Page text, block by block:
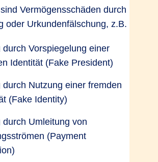
Vermögensschäden durch
oder Urkundenfälschung, z.B.
durch Vorspiegelung einer
Identität (Fake President)
durch Nutzung einer fremden
(Fake Identity)
durch Umleitung von
(Payment